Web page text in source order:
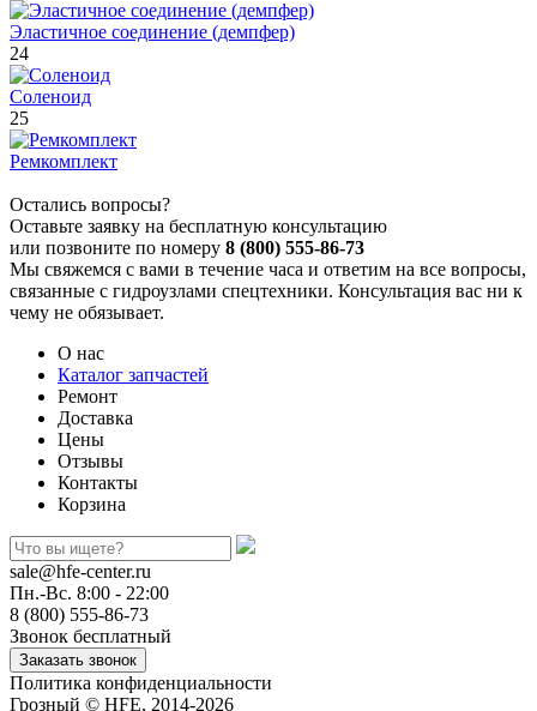
Эластичное соединение (демпфер)
24
Соленоид
25
Ремкомплект
Остались вопросы?
Оставьте заявку на бесплатную консультацию
или позвоните по номеру 8 (800) 555-86-73
Мы свяжемся с вами в течение часа и ответим на все вопросы,
связанные с гидроузлами спецтехники. Консультация вас ни к
чему не обязывает.
О нас
Каталог запчастей
Ремонт
Доставка
Цены
Отзывы
Контакты
Корзина
sale@hfe-center.ru
Пн.-Вс. 8:00 - 22:00
8 (800) 555-86-73
Звонок бесплатный
Политика конфиденциальности
Грозный © HFE, 2014-2026